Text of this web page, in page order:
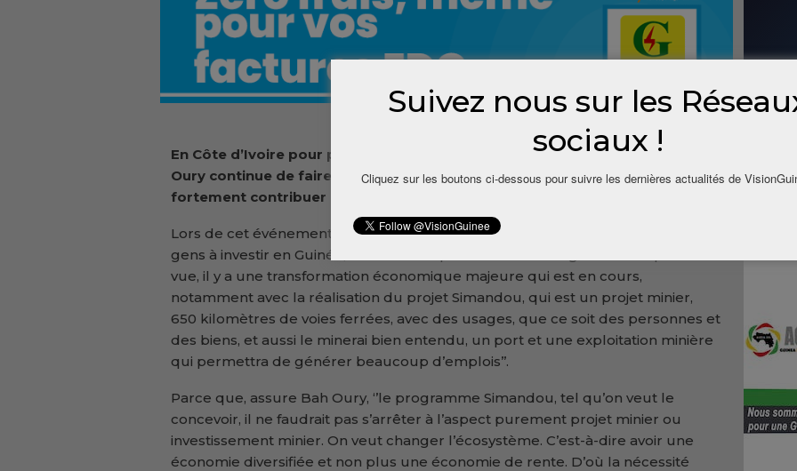
En Côte d’Ivoire pour participer au CEO Forum 2025, le Premier ministre Bah
Oury continue de faire la promotion du projet Simandou qui, selon lui, va
fortement contribuer au développement de la Guinée.
Lors de cet événement, le chef du gouvernement a promis d’encourager ‘’les
gens à investir en Guinée, de montrer que la Guinée change. Et de ce point de
vue, il y a une transformation économique majeure qui est en cours,
notamment avec la réalisation du projet Simandou, qui est un projet minier,
650 kilomètres de voies ferrées, avec des usages, que ce soit des personnes et
des biens, et aussi le minerai bien entendu, un port et une exploitation minière
qui permettra de générer beaucoup d’emplois’’.
Parce que, assure Bah Oury, ‘’le programme Simandou, tel qu’on veut le
concevoir, il ne faudrait pas s’arrêter à l’aspect purement projet minier ou
investissement minier. On veut changer l’écosystème. C’est-à-dire avoir une
économie diversifiée et non plus une économie de rente. D’où la nécessité
Suivez nous sur les
sociaux !
Cliquez sur les boutons ci-dessous pour suivre les dernières actualités de